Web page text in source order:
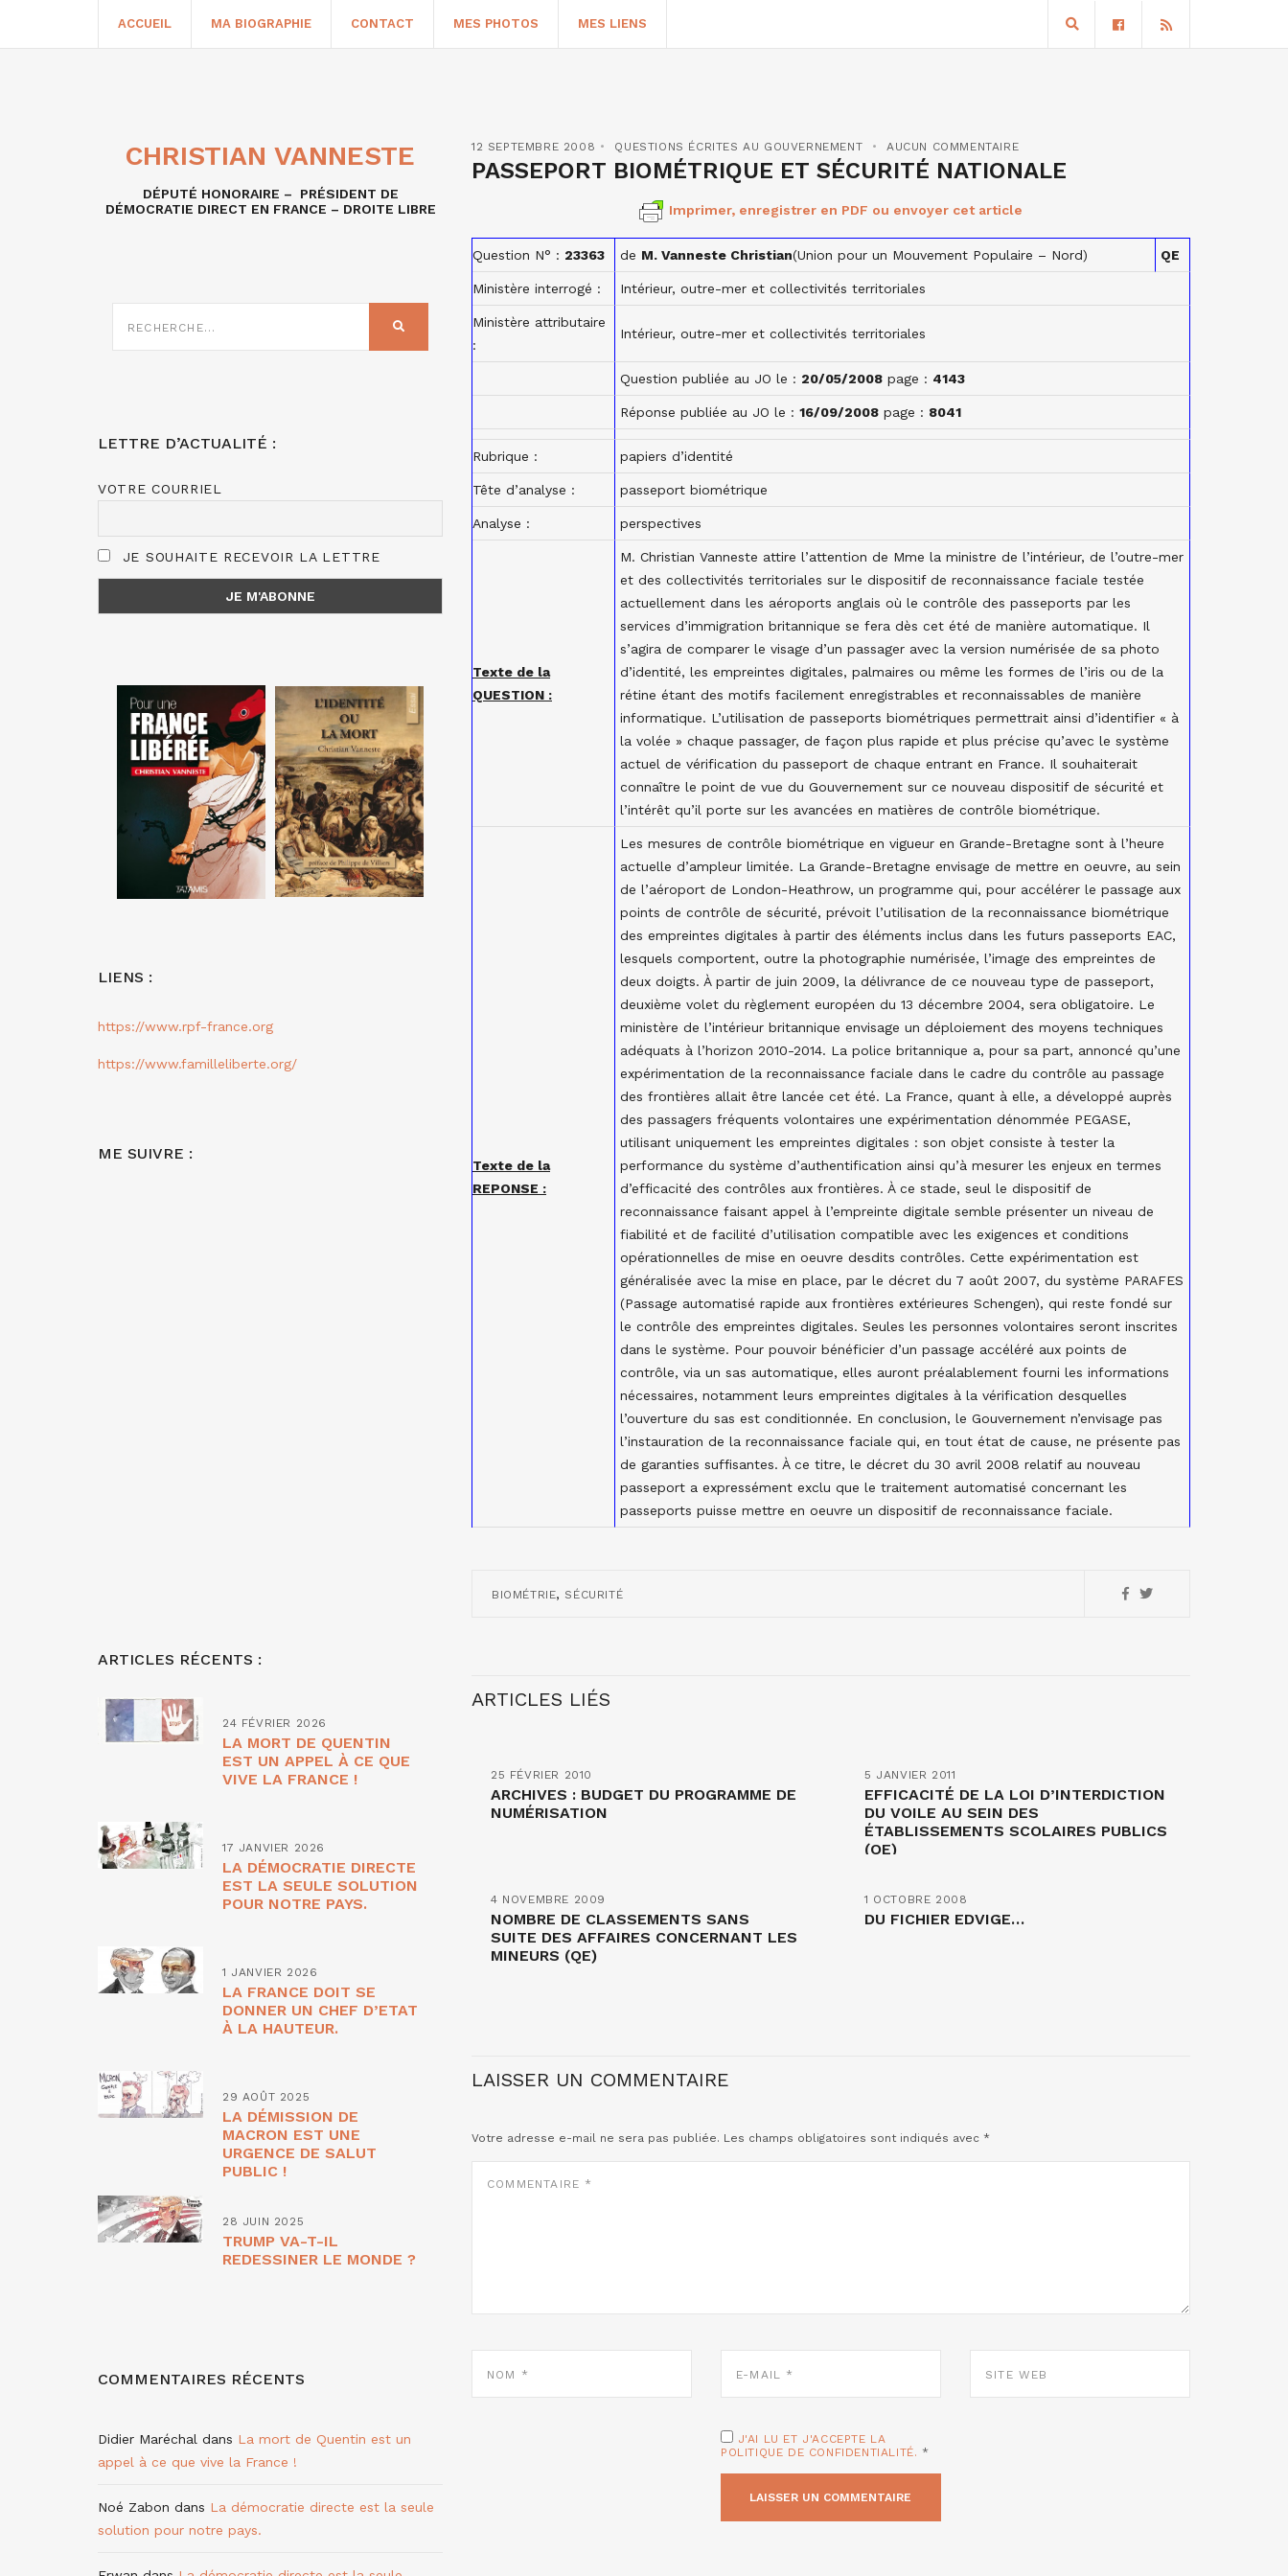
ACCUEIL MA BIOGRAPHIE CONTACT MES PHOTOS MES LIENS
12 SEPTEMBRE 2008 QUESTIONS ÉCRITES AU GOUVERNEMENT AUCUN COMMENTAIRE
PASSEPORT BIOMÉTRIQUE ET SÉCURITÉ NATIONALE
Imprimer, enregistrer en PDF ou envoyer cet article
Question N° : 23363 de M. Vanneste Christian(Union pour un Mouvement Populaire – Nord) QE
Ministère interrogé : Intérieur, outre-mer et collectivités territoriales
Ministère attributaire
:
Intérieur, outre-mer et collectivités territoriales
Question publiée au JO le : 20/05/2008 page : 4143
Réponse publiée au JO le : 16/09/2008 page : 8041
Rubrique : papiers d’identité
Tête d’analyse : passeport biométrique
Analyse : perspectives
Texte de la
QUESTION :
M. Christian Vanneste attire l’attention de Mme la ministre de l’intérieur, de l’outre-mer
et des collectivités territoriales sur le dispositif de reconnaissance faciale testée
actuellement dans les aéroports anglais où le contrôle des passeports par les
services d’immigration britannique se fera dès cet été de manière automatique. Il
s’agira de comparer le visage d’un passager avec la version numérisée de sa photo
d’identité, les empreintes digitales, palmaires ou même les formes de l’iris ou de la
rétine étant des motifs facilement enregistrables et reconnaissables de manière
informatique. L’utilisation de passeports biométriques permettrait ainsi d’identifier « à
la volée » chaque passager, de façon plus rapide et plus précise qu’avec le système
actuel de vérification du passeport de chaque entrant en France. Il souhaiterait
connaître le point de vue du Gouvernement sur ce nouveau dispositif de sécurité et
l’intérêt qu’il porte sur les avancées en matières de contrôle biométrique.
Texte de la
REPONSE :
Les mesures de contrôle biométrique en vigueur en Grande-Bretagne sont à l’heure
actuelle d’ampleur limitée. La Grande-Bretagne envisage de mettre en oeuvre, au sein
de l’aéroport de London-Heathrow, un programme qui, pour accélérer le passage aux
points de contrôle de sécurité, prévoit l’utilisation de la reconnaissance biométrique
des empreintes digitales à partir des éléments inclus dans les futurs passeports EAC,
lesquels comportent, outre la photographie numérisée, l’image des empreintes de
deux doigts. À partir de juin 2009, la délivrance de ce nouveau type de passeport,
deuxième volet du règlement européen du 13 décembre 2004, sera obligatoire. Le
ministère de l’intérieur britannique envisage un déploiement des moyens techniques
adéquats à l’horizon 2010-2014. La police britannique a, pour sa part, annoncé qu’une
expérimentation de la reconnaissance faciale dans le cadre du contrôle au passage
des frontières allait être lancée cet été. La France, quant à elle, a développé auprès
des passagers fréquents volontaires une expérimentation dénommée PEGASE,
utilisant uniquement les empreintes digitales : son objet consiste à tester la
performance du système d’authentification ainsi qu’à mesurer les enjeux en termes
d’efficacité des contrôles aux frontières. À ce stade, seul le dispositif de
reconnaissance faisant appel à l’empreinte digitale semble présenter un niveau de
fiabilité et de facilité d’utilisation compatible avec les exigences et conditions
opérationnelles de mise en oeuvre desdits contrôles. Cette expérimentation est
généralisée avec la mise en place, par le décret du 7 août 2007, du système PARAFES
(Passage automatisé rapide aux frontières extérieures Schengen), qui reste fondé sur
le contrôle des empreintes digitales. Seules les personnes volontaires seront inscrites
dans le système. Pour pouvoir bénéficier d’un passage accéléré aux points de
contrôle, via un sas automatique, elles auront préalablement fourni les informations
nécessaires, notamment leurs empreintes digitales à la vérification desquelles
l’ouverture du sas est conditionnée. En conclusion, le Gouvernement n’envisage pas
l’instauration de la reconnaissance faciale qui, en tout état de cause, ne présente pas
de garanties suffisantes. À ce titre, le décret du 30 avril 2008 relatif au nouveau
passeport a expressément exclu que le traitement automatisé concernant les
passeports puisse mettre en oeuvre un dispositif de reconnaissance faciale.
BIOMÉTRIE, SÉCURITÉ
ARTICLES LIÉS
25 FÉVRIER 2010
ARCHIVES : BUDGET DU PROGRAMME DE
NUMÉRISATION
5 JANVIER 2011
EFFICACITÉ DE LA LOI D’INTERDICTION
DU VOILE AU SEIN DES
ÉTABLISSEMENTS SCOLAIRES PUBLICS
(QE)
4 NOVEMBRE 2009
NOMBRE DE CLASSEMENTS SANS
SUITE DES AFFAIRES CONCERNANT LES
MINEURS (QE)
1 OCTOBRE 2008
DU FICHIER EDVIGE…
LAISSER UN COMMENTAIRE
Votre adresse e-mail ne sera pas publiée. Les champs obligatoires sont indiqués avec *
MAIL
WEB
J'AI LU ET J'ACCEPTE LA
POLITIQUE DE CONFIDENTIALITÉ. *
CHRISTIAN VANNESTE
DÉPUTÉ HONORAIRE – PRÉSIDENT DE
DÉMOCRATIE DIRECT EN FRANCE – DROITE LIBRE
SUR
RECHERCHER
LETTRE D’ACTUALITÉ :
VOTRE COURRIEL
JE SOUHAITE RECEVOIR LA LETTRE
LIENS :
https://www.rpf-france.org
https://www.familleliberte.org/
ME SUIVRE :
ARTICLES RÉCENTS :
24 FÉVRIER 2026
LA MORT DE QUENTIN
EST UN APPEL À CE QUE
VIVE LA FRANCE !
17 JANVIER 2026
LA DÉMOCRATIE DIRECTE
EST LA SEULE SOLUTION
POUR NOTRE PAYS.
1 JANVIER 2026
LA FRANCE DOIT SE
DONNER UN CHEF D’ETAT
À LA HAUTEUR.
29 AOÛT 2025
LA DÉMISSION DE
MACRON EST UNE
URGENCE DE SALUT
PUBLIC !
28 JUIN 2025
TRUMP VA-T-IL
REDESSINER LE MONDE ?
COMMENTAIRES RÉCENTS
Didier Maréchal dans La mort de Quentin est un
appel à ce que vive la France !
Noé Zabon dans La démocratie directe est la seule
solution pour notre pays.